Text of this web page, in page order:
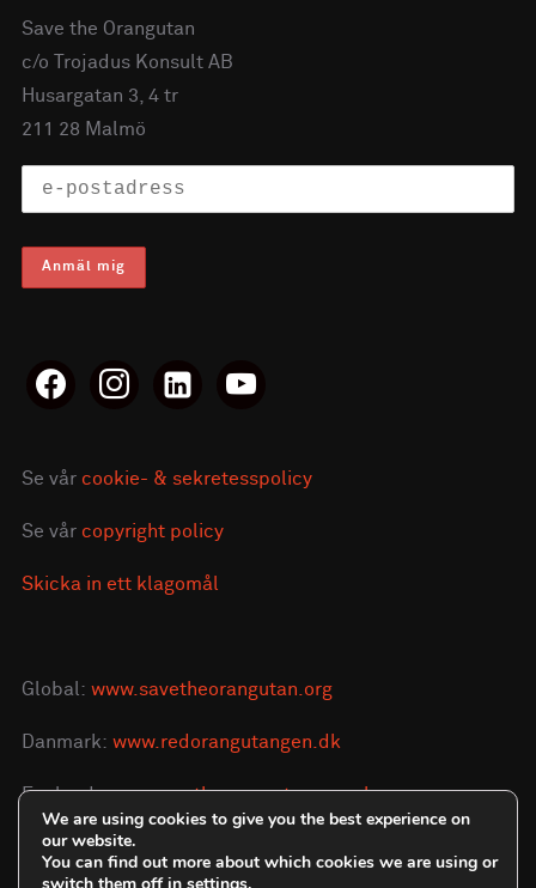
Save the Orangutan
c/o Trojadus Konsult AB
Husargatan 3, 4 tr
211 28 Malmö
facebookinstagramlinkedin-youtube
Se vår cookie- & sekretesspolicy
Se vår copyright policy
Skicka in ett klagomål
Global: www.savetheorangutan.org
Danmark: www.redorangutangen.dk
England:www.savetheorangutan.org.uk
We are using cookies to give you the best experience on
our website.
You can find out more about which cookies we are using or